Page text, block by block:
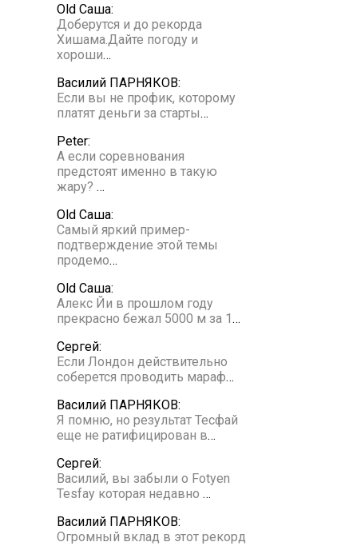
Old Саша:
Доберутся и до рекорда
Хишама.Дайте погоду и
хороши…
Василий ПАРНЯКОВ:
Если вы не профик, которому
платят деньги за старты…
Peter:
А если соревнования
предстоят именно в такую
жару? …
Old Саша:
Самый яркий пример-
подтверждение этой темы
продемо…
Old Саша:
Алекс Йи в прошлом году
прекрасно бежал 5000 м за 1…
Сергей:
Если Лондон действительно
соберется проводить мараф…
Василий ПАРНЯКОВ:
Я помню, но результат Тесфай
еще не ратифицирован в…
Сергей:
Василий, вы забыли о Fotyen
Tesfay которая недавно …
Василий ПАРНЯКОВ:
Огромный вклад в этот рекорд